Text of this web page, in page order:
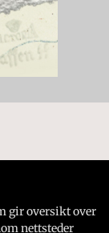
gir oversikt over
nettsteder